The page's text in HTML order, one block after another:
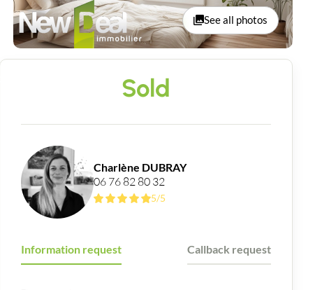
See all photos
Sold
Charlène DUBRAY
06 76 82 80 32
5/5
Information request Callback request